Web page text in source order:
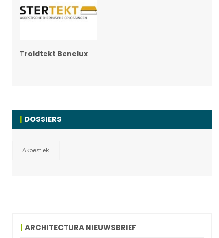
Troldtekt Benelux
DOSSIERS
Akoestiek
ARCHITECTURA NIEUWSBRIEF